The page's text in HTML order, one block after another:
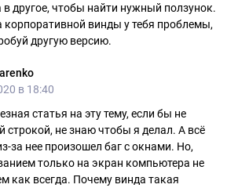
в другое, чтобы найти нужный ползунок.
корпоративной винды у тебя проблемы,
другую версию.
в 18:40
статья на эту тему, если бы не
строкой, не знаю чтобы я делал. А всё
за нее произошел баг с окнами. Но,
только на экран компьютера не
как всегда. Почему винда такая